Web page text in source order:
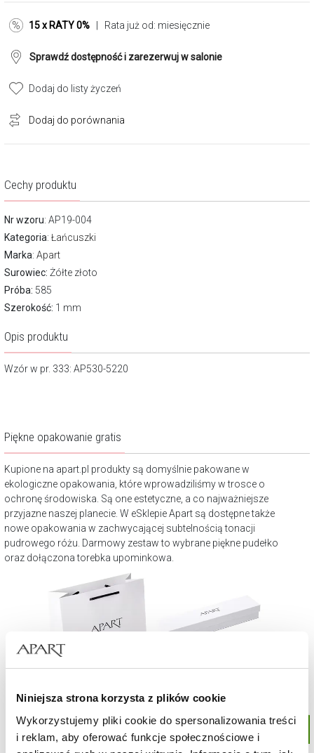
Niniejsza strona korzysta z plików cookie
Wykorzystujemy pliki cookie do spersonalizowania treści
i reklam, aby oferować funkcje społecznościowe i
15 x RATY 0% | Rata już od: miesięcznie
Sprawdź dostępność i zarezerwuj w salonie
Dodaj do listy życzeń
Dodaj do porównania
Cechy produktu
Nr wzoru: AP19-004
Kategoria: Łańcuszki
Marka: Apart
Surowiec: Żółte złoto
Próba: 585
Szerokość: 1 mm
Opis produktu
Wzór w pr. 333: AP530-5220
Piękne opakowanie gratis
Kupione na apart.pl produkty są domyślnie pakowane w
ekologiczne opakowania, które wprowadziliśmy w trosce o
ochronę środowiska. Są one estetyczne, a co najważniejsze
przyjazne naszej planecie. W eSklepie Apart są dostępne także
nowe opakowania w zachwycającej subtelnością tonacji
pudrowego różu. Darmowy zestaw to wybrane piękne pudełko
oraz dołączona torebka upominkowa.